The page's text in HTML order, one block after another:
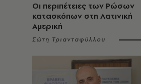
Οι περιπέτειες των Ρώσων
κατασκόπων στη Λατινική
Αμερική
Σώτη Τριανταφύλλου